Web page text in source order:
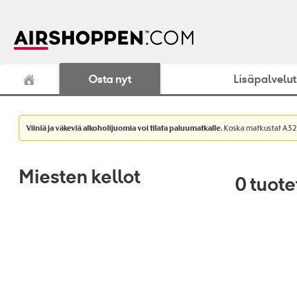
Osta nyt
Viiniä ja väkeviä alkoholijuomia voi tilata paluumatkalle.Koska matkustat
Miesten kellot 0